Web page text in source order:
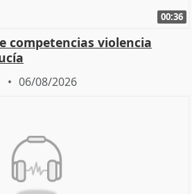
00:36
competencias violencia
06/08/2026